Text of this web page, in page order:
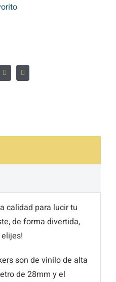
calidad para lucir tu
de forma divertida,
son de vinilo de alta
de 28mm y el